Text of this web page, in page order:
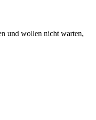
und wollen nicht warten,